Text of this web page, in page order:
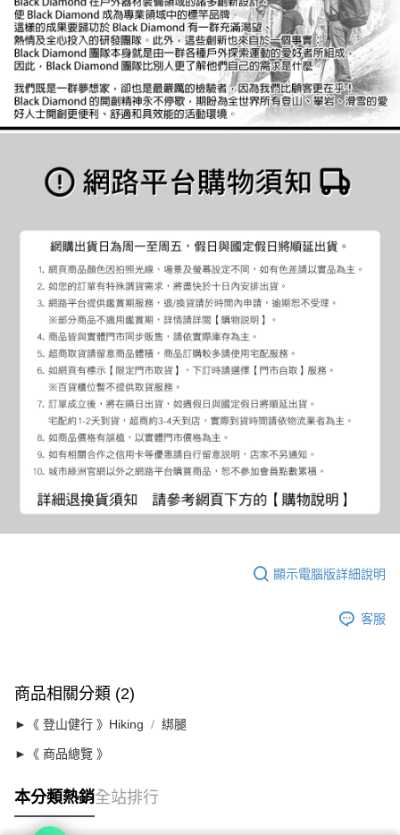
顯示電腦版詳細說明
客服
商品相關分類 (2)
►《 登山健行 》Hiking 綁腿
►《 商品總覽 》
本分類熱銷全站排行